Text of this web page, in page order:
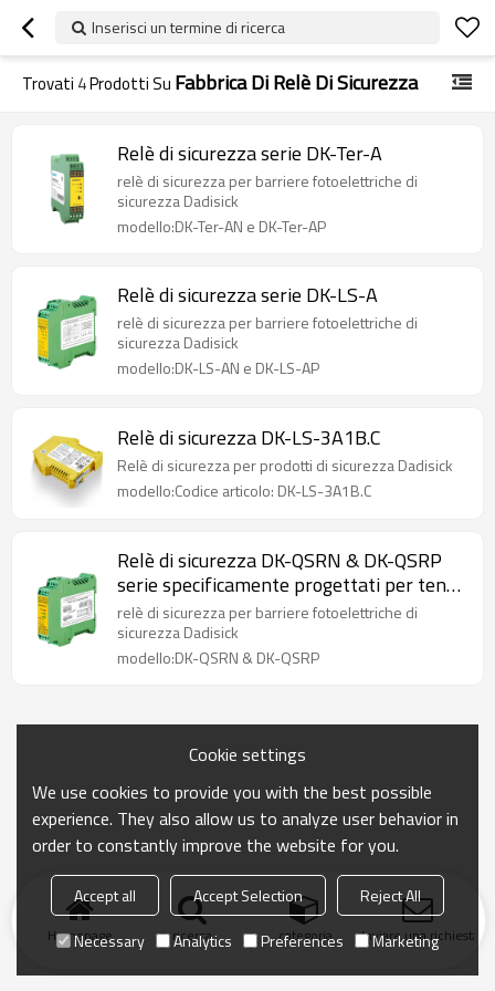
Inserisci un termine di ricerca
Trovati 4Prodotti Su Fabbrica Di Relè Di Sicurezza
Relè di sicurezza serie DK-Ter-A
relè di sicurezza per barriere fotoelettriche di
sicurezza Dadisick
modello:DK-Ter-AN e DK-Ter-AP
Relè di sicurezza serie DK-LS-A
relè di sicurezza per barriere fotoelettriche di
sicurezza Dadisick
modello:DK-LS-AN e DK-LS-AP
Relè di sicurezza DK-LS-3A1B.C
Relè di sicurezza per prodotti di sicurezza Dadisick
modello:Codice articolo: DK-LS-3A1B.C
Relè di sicurezza DK-QSRN & DK-QSRP
serie specificamente progettati per tende
luminose di sicurezza
relè di sicurezza per barriere fotoelettriche di
sicurezza Dadisick
modello:DK-QSRN & DK-QSRP
Homepage ricerca categoria Inviare una richiesta
Cookie settings
We use cookies to provide you with the best possible
experience. They also allow us to analyze user behavior in
order to constantly improve the website for you.
Accept all Accept Selection
Reject All
Necessary
Analytics Preferences Marketing